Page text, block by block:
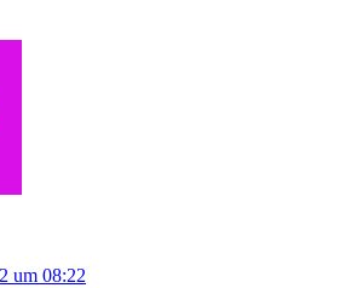
um 08:22